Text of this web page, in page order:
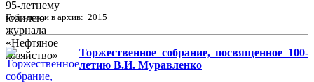
Год записи в архив: 2015
Торжественное собрание, посвященное 100-
летию В.И. Муравленко